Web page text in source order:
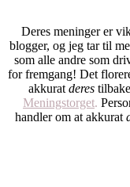
Deres meninger er
blogger, og jeg tar til
som alle andre som
for fremgang! Det
akkurat deres
Meningstorget.
handler om at akkurat